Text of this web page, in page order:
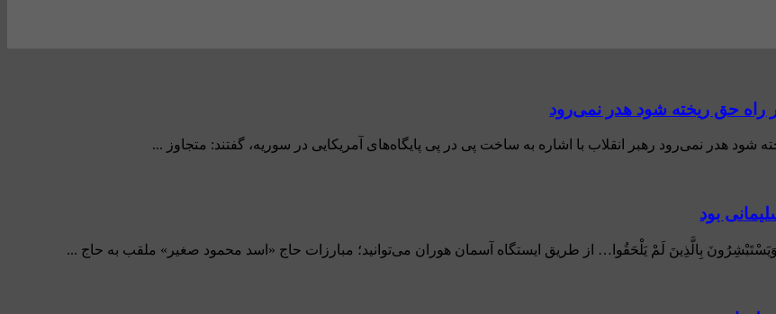
راه حق ریخته شود هدر نمی‌رود
هدر نمی‌رود رهبر انقلاب با اشاره به ساخت پی در پی پایگاه‌های آمریکایی در سوریه، گفتند: متجاوز ...
بود
بِالَّذِين‌َ لَم‌ْ يَلْحَقُوا… از طریق ایستگاه آسمان هوران می‌توانید؛ مبارزات حاج «اسد محمود صغیر» ملقب به حاج ...